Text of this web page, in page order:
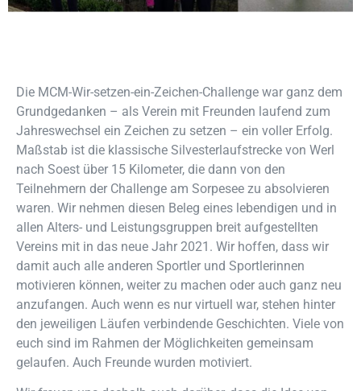
Die MCM-Wir-setzen-ein-Zeichen-Challenge war ganz dem
Grundgedanken – als Verein mit Freunden laufend zum
Jahreswechsel ein Zeichen zu setzen – ein voller Erfolg.
Maßstab ist die klassische Silvesterlaufstrecke von Werl
nach Soest über 15 Kilometer, die dann von den
Teilnehmern der Challenge am Sorpesee zu absolvieren
waren. Wir nehmen diesen Beleg eines lebendigen und in
allen Alters- und Leistungsgruppen breit aufgestellten
Vereins mit in das neue Jahr 2021. Wir hoffen, dass wir
damit auch alle anderen Sportler und Sportlerinnen
motivieren können, weiter zu machen oder auch ganz neu
anzufangen. Auch wenn es nur virtuell war, stehen hinter
den jeweiligen Läufen verbindende Geschichten. Viele von
euch sind im Rahmen der Möglichkeiten gemeinsam
gelaufen. Auch Freunde wurden motiviert.